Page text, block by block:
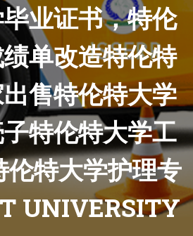
业证书，特伦
单改造特伦特
售特伦特大学
特伦特大学工
伦特大学护理专
UNIVERSITY